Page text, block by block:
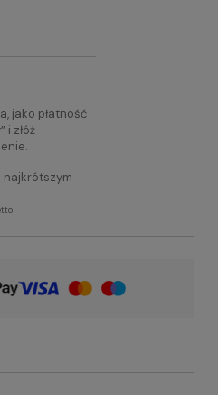
jako płatność
i złóż
najkrótszym